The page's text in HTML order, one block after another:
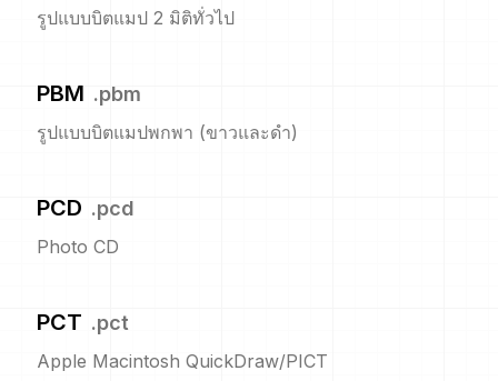
รูปแบบบิตแมป 2 มิติทั่วไป
PBM .pbm
รูปแบบบิตแมปพกพา (ขาวและดำ)
PCD .pcd
Photo CD
PCT .pct
Apple Macintosh QuickDraw/PICT